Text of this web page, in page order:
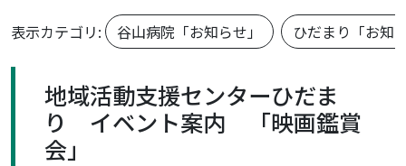
表示カテゴリ: 谷山病院「お知らせ」 ひだまり「お知
地域活動支援センターひだま
り イベント案内 「映画鑑賞
会」